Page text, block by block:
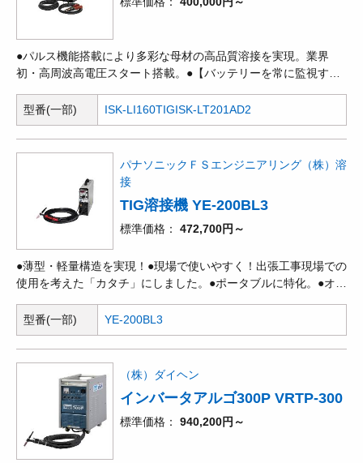
●パルス機能搭載により多彩な母材の高品質溶接を実現。業界
初・高周波高電圧スタート搭載。●【バッテリーを常に監視する
行い、バッテリーの劣化を防ぐ、バッテリーマネジメントシステ
ム(BMS)搭載。●【メモリー機能】使用中の設定値を自動で記憶
し、起動時に自動で読み込むため作業効率がアップします。
●【温度監視機能】高温時・低温時に充放電を制御し、電池を保
護します。●【短絡防止機能】溶接棒が1秒以上短絡継続すると、
出力を下げて溶着を防止します。●【電撃防止機能
型番(一部) ISK-LI160TIGISK-LT201AD2
パナソニックＦＳエンジニアリング（株）溶
接
TIG溶接機 YE-200BL3
標準価格 472,700円～
●薄型・軽量構造を実現！●現場で使いやすく！出張工事現場での
使用を考えた「カタチ」にしました。●ポータブルに特化。●オー
勢で持ち運びが可能。●定格電圧200/220V土15%(170～253V)対
応。現場の電源事情に関係なく安定動作が可能。●転倒防止金具
(回転式)を本体下部へ内蔵。●電撃防止機能付で、待機中の感電
を防止(手溶接時)。●アークドライブ機能搭載。溶接棒の溶着を
回避し、作業効率が向上します(手溶接時)。●簡単操作を追求！
フルデジタル制御を加え、高機能かつ簡単操作を追求しました！
●安定した溶接品質を実現！●フルデジタル制御により、精密な溶
接条件設定・再現・管理が容易になります！●良好なアークスタ
ートと1A単位の溶接電流設定が可能。●溶接条件設定のバラッキ
型番(一部) YE-200BL3
（株）ダイヘン
インバータアルゴ300P VRTP-300
標準価格 940,200円～